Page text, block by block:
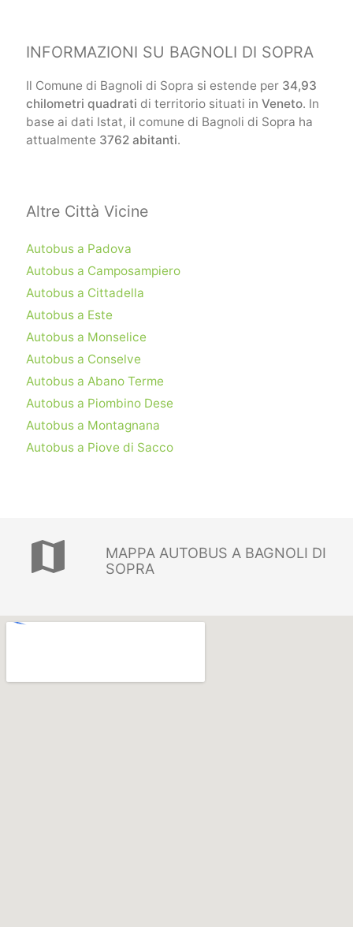
INFORMAZIONI SU BAGNOLI DI SOPRA
Il Comune di Bagnoli di Sopra si estende per 34,93
chilometri quadrati di territorio situati in Veneto. In
base ai dati Istat, il comune di Bagnoli di Sopra ha
attualmente 3762 abitanti.
Altre Città Vicine
Autobus a Padova
Autobus a Camposampiero
Autobus a Cittadella
Autobus a Este
Autobus a Monselice
Autobus a Conselve
Autobus a Abano Terme
Autobus a Piombino Dese
Autobus a Montagnana
Autobus a Piove di Sacco
map
MAPPA AUTOBUS A BAGNOLI DI
SOPRA